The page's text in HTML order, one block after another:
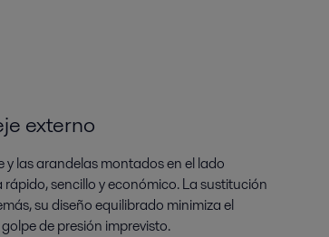
externo
y las arandelas montados en el lado
sencillo y económico. La sustitución
su diseño equilibrado minimiza el
de presión imprevisto.